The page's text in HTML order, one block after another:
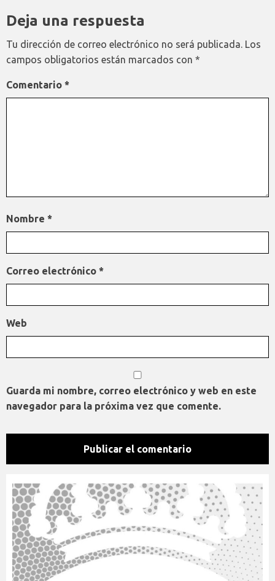
Deja una respuesta
Tu dirección de correo electrónico no será publicada. Los
campos obligatorios están marcados con *
Comentario *
Nombre *
Correo electrónico *
Web
Guarda mi nombre, correo electrónico y web en este
navegador para la próxima vez que comente.